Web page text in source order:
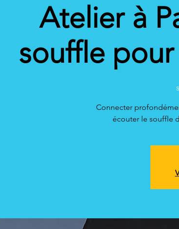
Atelier à
souffle
Connecter